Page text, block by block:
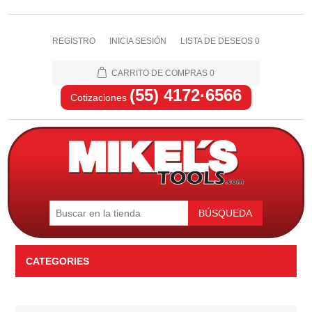
REGISTRO INICIA SESIÓN LISTA DE DESEOS 0
CARRITO DE COMPRAS 0
Cotizaciones (55) 4172·6566
BÚSQUEDA
CATEGORIES